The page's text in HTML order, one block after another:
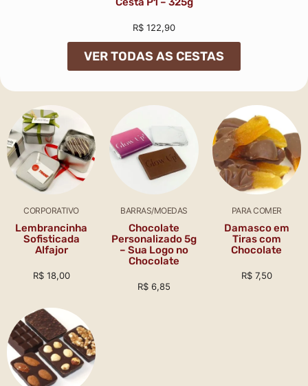
CORPORATIVO
Lembrancinha
Sofisticada
Alfajor
R$18,00
BARRAS/MOEDAS
Chocolate
Personalizado 5g
– Sua Logo no
Chocolate
R$6,85
PARA COMER
Damasco em
Tiras com
Chocolate
R$7,50
R$ 122,90
VER TODAS AS CESTAS